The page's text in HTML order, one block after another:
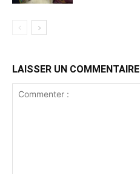
LAISSER UN COMMENTAIRE